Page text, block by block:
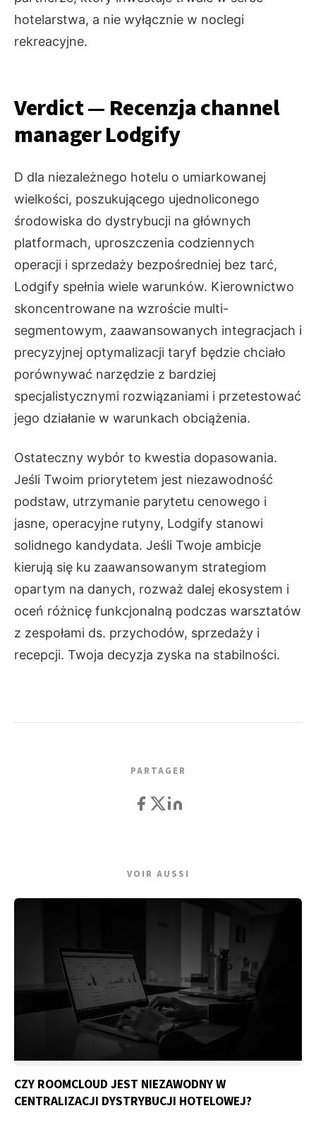
hotelarstwa, a nie wyłącznie w noclegi
rekreacyjne.
Verdict — Recenzja channel
manager Lodgify
D dla niezależnego hotelu o umiarkowanej
wielkości, poszukującego ujednoliconego
środowiska do dystrybucji na głównych
platformach, uproszczenia codziennych
operacji i sprzedaży bezpośredniej bez tarć,
Lodgify spełnia wiele warunków. Kierownictwo
skoncentrowane na wzroście multi-
segmentowym, zaawansowanych integracjach i
precyzyjnej optymalizacji taryf będzie chciało
porównywać narzędzie z bardziej
specjalistycznymi rozwiązaniami i przetestować
jego działanie w warunkach obciążenia.
Ostateczny wybór to kwestia dopasowania.
Jeśli Twoim priorytetem jest niezawodność
podstaw, utrzymanie parytetu cenowego i
jasne, operacyjne rutyny, Lodgify stanowi
solidnego kandydata. Jeśli Twoje ambicje
kierują się ku zaawansowanym strategiom
opartym na danych, rozważ dalej ekosystem i
oceń różnicę funkcjonalną podczas warsztatów
z zespołami ds. przychodów, sprzedaży i
recepcji. Twoja decyzja zyska na stabilności.
PARTAGER
VOIR AUSSI
CZY ROOMCLOUD JEST NIEZAWODNY W
CENTRALIZACJI DYSTRYBUCJI HOTELOWEJ?